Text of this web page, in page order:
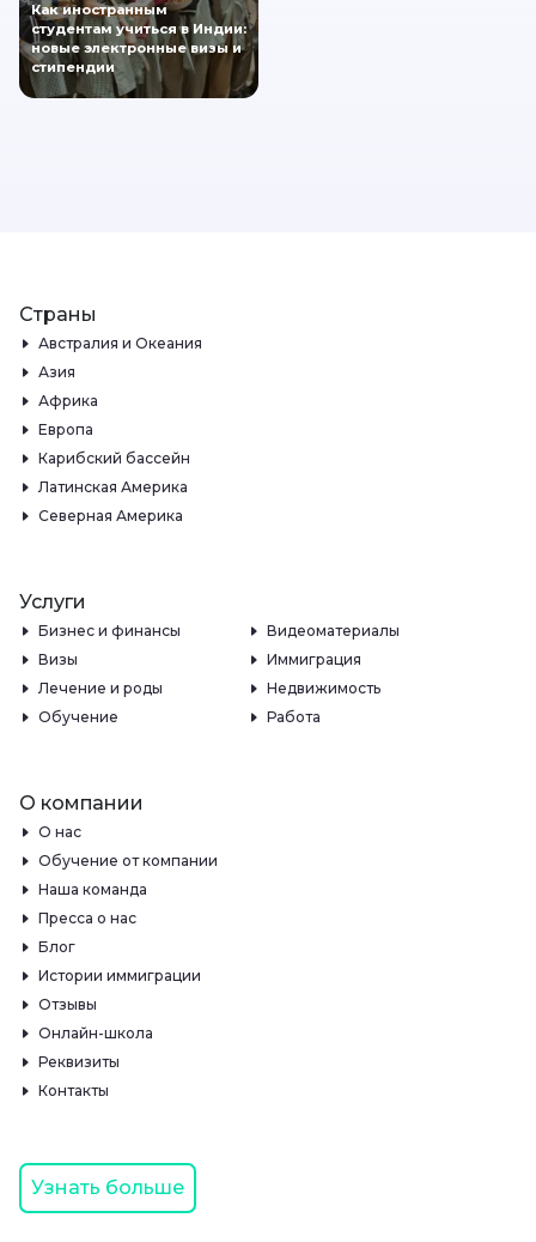
Как иностранным
студентам учиться в Индии:
новые электронные визы и
стипендии
Страны
Австралия и Океания
Азия
Африка
Европа
Карибский бассейн
Латинская Америка
Северная Америка
Услуги
Бизнес и финансы
Видеоматериалы
Визы
Иммиграция
Лечение и роды
Недвижимость
Обучение
Работа
О компании
О нас
Обучение от компании
Наша команда
Пресса о нас
Блог
Истории иммиграции
Отзывы
Онлайн-школа
Реквизиты
Контакты
Узнать больше